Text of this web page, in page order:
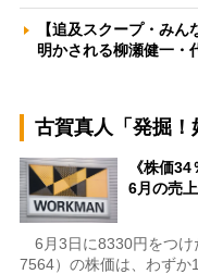
【追及スクープ・み
明かされる柳瀬健一・
古賀真人「発掘！
《株価
6月の売
6月3日に8330円をつけ
7564）の株価は、わずか